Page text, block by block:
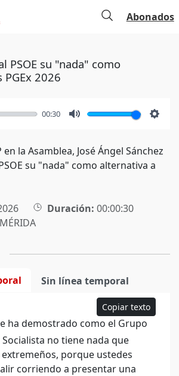
Abonados
PSOE su "nada" como
2026
00:30
la Asamblea, José Ángel Sánchez
su "nada" como alternativa a
Duración: 00:00:30
MÉRIDA
Sin línea temporal
Copiar texto
ha demostrado como el Grupo
no tiene nada que
porque ustedes
corriendo a presentar una